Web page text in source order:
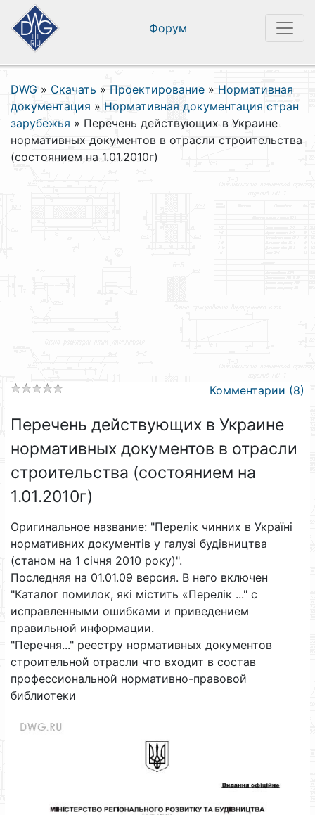
Форум
DWG » Скачать » Проектирование » Нормативная
документация » Нормативная документация стран
зарубежья » Перечень действующих в Украине
нормативных документов в отрасли строительства
(состоянием на 1.01.2010г)
Комментарии (8)
Перечень действующих в Украине
нормативных документов в отрасли
строительства (состоянием на
1.01.2010г)
Оригинальное название: "Перелік чинних в Україні
нормативних документів у галузі будівництва
(станом на 1 січня 2010 року)".
Последняя на 01.01.09 версия. В него включен
"Каталог помилок, які містить «Перелік ..." с
исправленными ошибками и приведением
правильной информации.
"Перечня..." реестру нормативных документов
строительной отрасли что входит в состав
профессиональной нормативно-правовой
библиотеки